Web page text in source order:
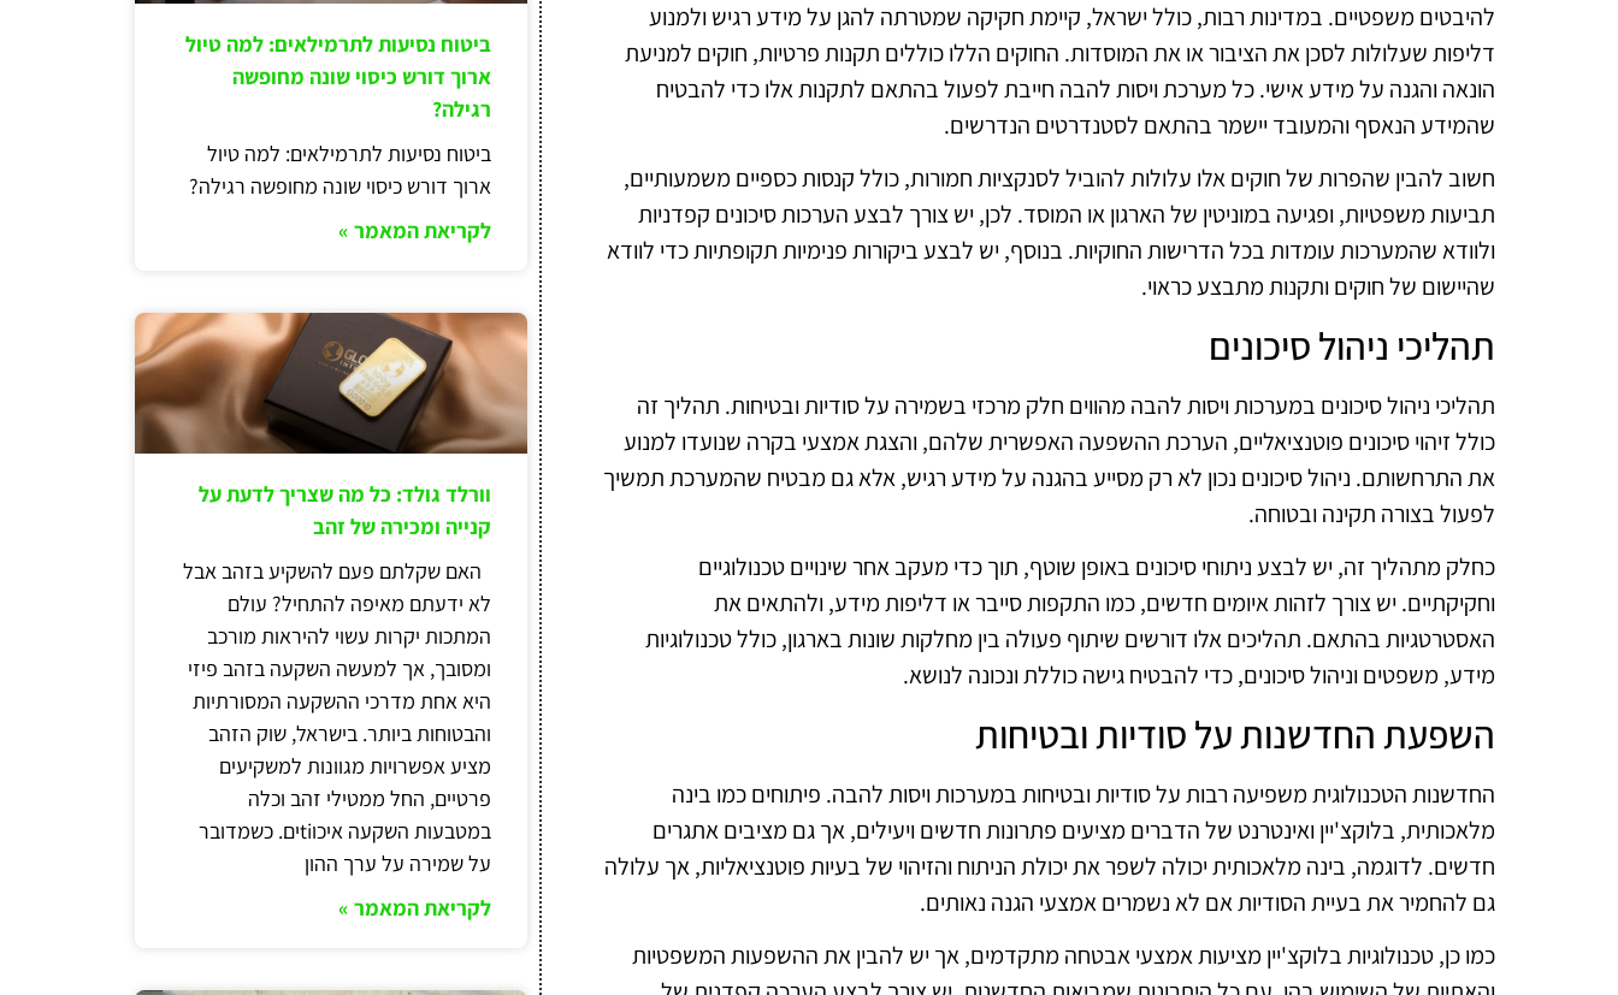
להיבטים משפטיים. במדינות רבות, כולל ישראל, קיימת חקיקה שמטרתה להגן על מידע רגיש ולמנוע
דליפות שעלולות לסכן את הציבור או את המוסדות. החוקים הללו כוללים תקנות פרטיות, חוקים למניעת
הונאה והגנה על מידע אישי. כל מערכת ויסות להבה חייבת לפעול בהתאם לתקנות אלו כדי להבטיח
שהמידע הנאסף והמעובד יישמר בהתאם לסטנדרטים הנדרשים.
חשוב להבין שהפרות של חוקים אלו עלולות להוביל לסנקציות חמורות, כולל קנסות כספיים משמעותיים,
תביעות משפטיות, ופגיעה במוניטין של הארגון או המוסד. לכן, יש צורך לבצע הערכות סיכונים קפדניות
ולוודא שהמערכות עומדות בכל הדרישות החוקיות. בנוסף, יש לבצע ביקורות פנימיות תקופתיות כדי לוודא
שהיישום של חוקים ותקנות מתבצע כראוי.
תהליכי ניהול סיכונים
תהליכי ניהול סיכונים במערכות ויסות להבה מהווים חלק מרכזי בשמירה על סודיות ובטיחות. תהליך זה
כולל זיהוי סיכונים פוטנציאליים, הערכת ההשפעה האפשרית שלהם, והצגת אמצעי בקרה שנועדו למנוע
את התרחשותם. ניהול סיכונים נכון לא רק מסייע בהגנה על מידע רגיש, אלא גם מבטיח שהמערכת תמשיך
לפעול בצורה תקינה ובטוחה.
כחלק מתהליך זה, יש לבצע ניתוחי סיכונים באופן שוטף, תוך כדי מעקב אחר שינויים טכנולוגיים
וחקיקתיים. יש צורך לזהות איומים חדשים, כמו התקפות סייבר או דליפות מידע, ולהתאים את
האסטרטגיות בהתאם. תהליכים אלו דורשים שיתוף פעולה בין מחלקות שונות בארגון, כולל טכנולוגיות
מידע, משפטים וניהול סיכונים, כדי להבטיח גישה כוללת ונכונה לנושא.
השפעת החדשנות על סודיות ובטיחות
החדשנות הטכנולוגית משפיעה רבות על סודיות ובטיחות במערכות ויסות להבה. פיתוחים כמו בינה
מלאכותית, בלוקצ'יין ואינטרנט של הדברים מציעים פתרונות חדשים ויעילים, אך גם מציבים אתגרים
חדשים. לדוגמה, בינה מלאכותית יכולה לשפר את יכולת הניתוח והזיהוי של בעיות פוטנציאליות, אך עלולה
גם להחמיר את בעיית הסודיות אם לא נשמרים אמצעי הגנה נאותים.
כמו כן, טכנולוגיות בלוקצ'יין מציעות אמצעי אבטחה מתקדמים, אך יש להבין את ההשפעות המשפטיות
ביטוח נסיעות לתרמילאים: למה טיול
ארוך דורש כיסוי שונה מחופשה
רגילה?
ביטוח נסיעות לתרמילאים: למה טיול
ארוך דורש כיסוי שונה מחופשה רגילה?
לקריאת המאמר »
וורלד גולד: כל מה שצריך לדעת על
קנייה ומכירה של זהב
האם שקלתם פעם להשקיע בזהב אבל
לא ידעתם מאיפה להתחיל? עולם
המתכות יקרות עשוי להיראות מורכב
ומסובך, אך למעשה השקעה בזהב פיזי
היא אחת מדרכי ההשקעה המסורתיות
והבטוחות ביותר. בישראל, שוק הזהב
מציע אפשרויות מגוונות למשקיעים
פרטיים, החל ממטילי זהב וכלה
במטבעות השקעה איכוtiים. כשמדובר
על שמירה על ערך ההון
לקריאת המאמר »